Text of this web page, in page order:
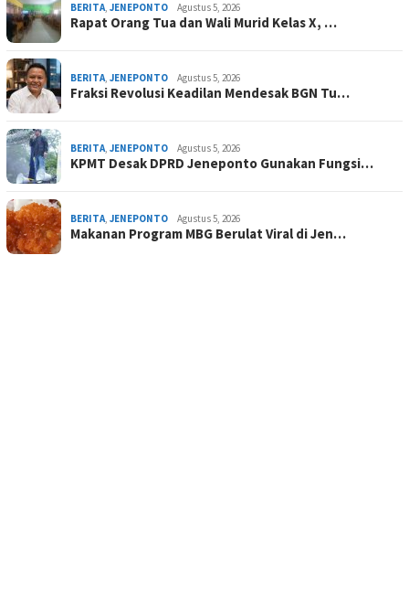
BERITA, JENEPONTO Agustus 5, 2026
Rapat Orang Tua dan Wali Murid Kelas X, …
BERITA, JENEPONTO Agustus 5, 2026
Fraksi Revolusi Keadilan Mendesak BGN Tu…
BERITA, JENEPONTO Agustus 5, 2026
KPMT Desak DPRD Jeneponto Gunakan Fungsi…
BERITA, JENEPONTO Agustus 5, 2026
Makanan Program MBG Berulat Viral di Jen…